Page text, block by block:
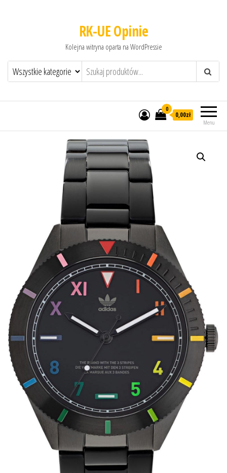
RK-UE Opinie
Kolejna witryna oparta na WordPressie
Menu
0
0,00zł